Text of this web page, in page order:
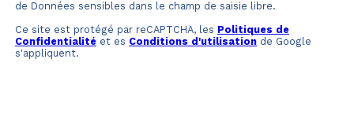
de Données sensibles dans le champ de saisie libre.
Ce site est protégé par reCAPTCHA, les Politiques de
Confidentialité et es Conditions d'utilisation de Google
s'appliquent.